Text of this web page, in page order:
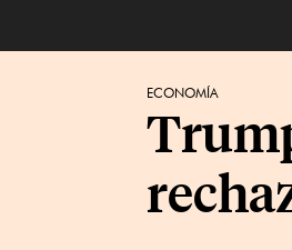
ECONOMÍA